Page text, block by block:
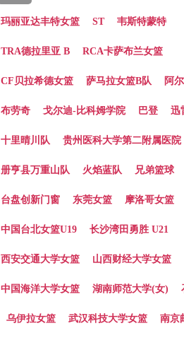
玛丽亚达丰特女篮 ST 韦斯特蒙特
TRA德拉里亚 B RCA卡萨布兰女篮
CF贝拉希德女篮 萨马拉女篮B队 阿
布劳奇 戈尔迪-比科姆学院 巴登 迅
十里晴川队 贵州医科大学第二附属医院
册亨县万重山队 火焰蓝队 兄弟篮球
台盘创新门窗 东莞女篮 摩洛哥女篮
中国台北女篮U19 长沙湾田勇胜 U21
西安交通大学女篮 山西财经大学女篮
中国海洋大学女篮 湖南师范大学(女)
乌伊拉女篮 武汉科技大学女篮 南京